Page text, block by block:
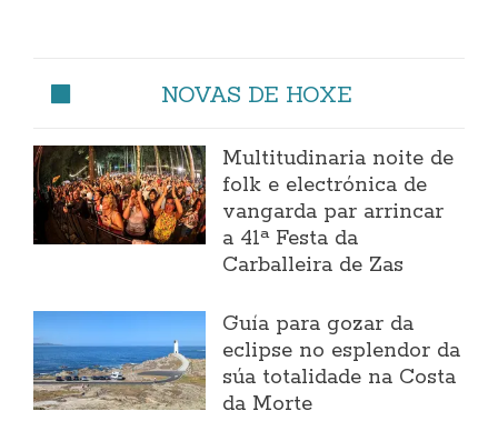
NOVAS DE HOXE
Multitudinaria noite de
folk e electrónica de
vangarda par arrincar
a 41ª Festa da
Carballeira de Zas
Guía para gozar da
eclipse no esplendor da
súa totalidade na Costa
da Morte